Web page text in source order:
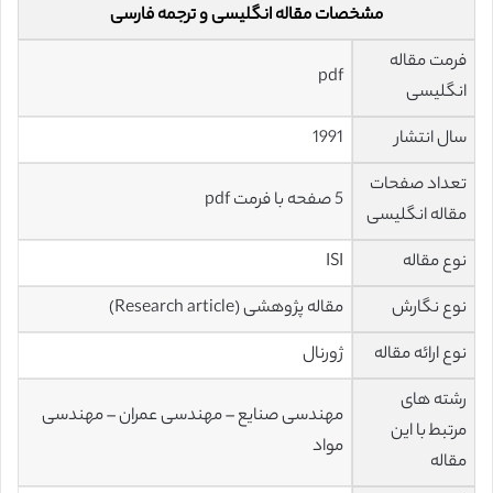
مشخصات مقاله انگلیسی و ترجمه فارسی
فرمت مقاله
انگلیسی
pdf
سال انتشار
1991
تعداد صفحات
مقاله انگلیسی
5 صفحه با فرمت pdf
نوع مقاله
ISI
نوع نگارش
مقاله پژوهشی (Research article)
نوع ارائه مقاله
ژورنال
رشته های
مرتبط با این
مقاله
مهندسی صنایع – مهندسی عمران – مهندسی
مواد